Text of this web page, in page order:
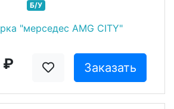
Б/У
"мерседес AMG CITY"
₽ Заказать